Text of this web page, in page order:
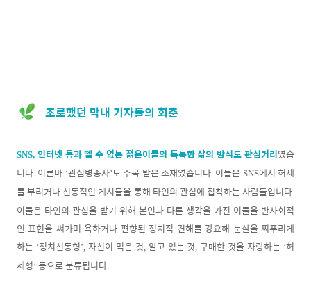
조로했던 막내 기자들의 회춘
SNS, 인터넷 등과 뗄 수 없는 젊은이들의 독특한 삶의 방식도 관심거리였습
니다 이른바 ‘관심병종자’도 주목 받은 소재였습니다. 이들은 SNS에서 허세
를 부리거나 선동적인 게시물을 통해 타인의 관심에 집착하는 사람들입니다
이들은 타인의 관심을 받기 위해 본인과 다른 생각을 가진 이들을 반사회적
인 표현을 써가며 욕하거나 편향된 정치적 견해를 강요해 눈살을 찌푸리게
하는 ‘정치선동형’, 자신이 먹은 것 알고 있는 것 ,구매한 것을 자랑하는 ‘허
세형’ 등으로 분류됩니다